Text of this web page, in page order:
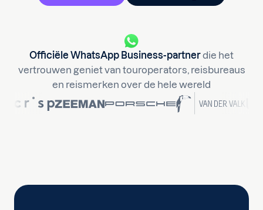
Officiële WhatsApp Business-partnerdie het
vertrouwen geniet van touroperators, reisbureaus
en reismerken over de hele wereld